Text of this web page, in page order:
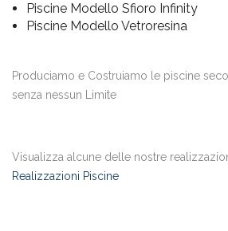
Piscine Modello Sfioro Infinity
Piscine Modello Vetroresina
Produciamo e Costruiamo le piscine
senza nessun Limite
Visualizza alcune delle nostre
Realizzazioni Piscine